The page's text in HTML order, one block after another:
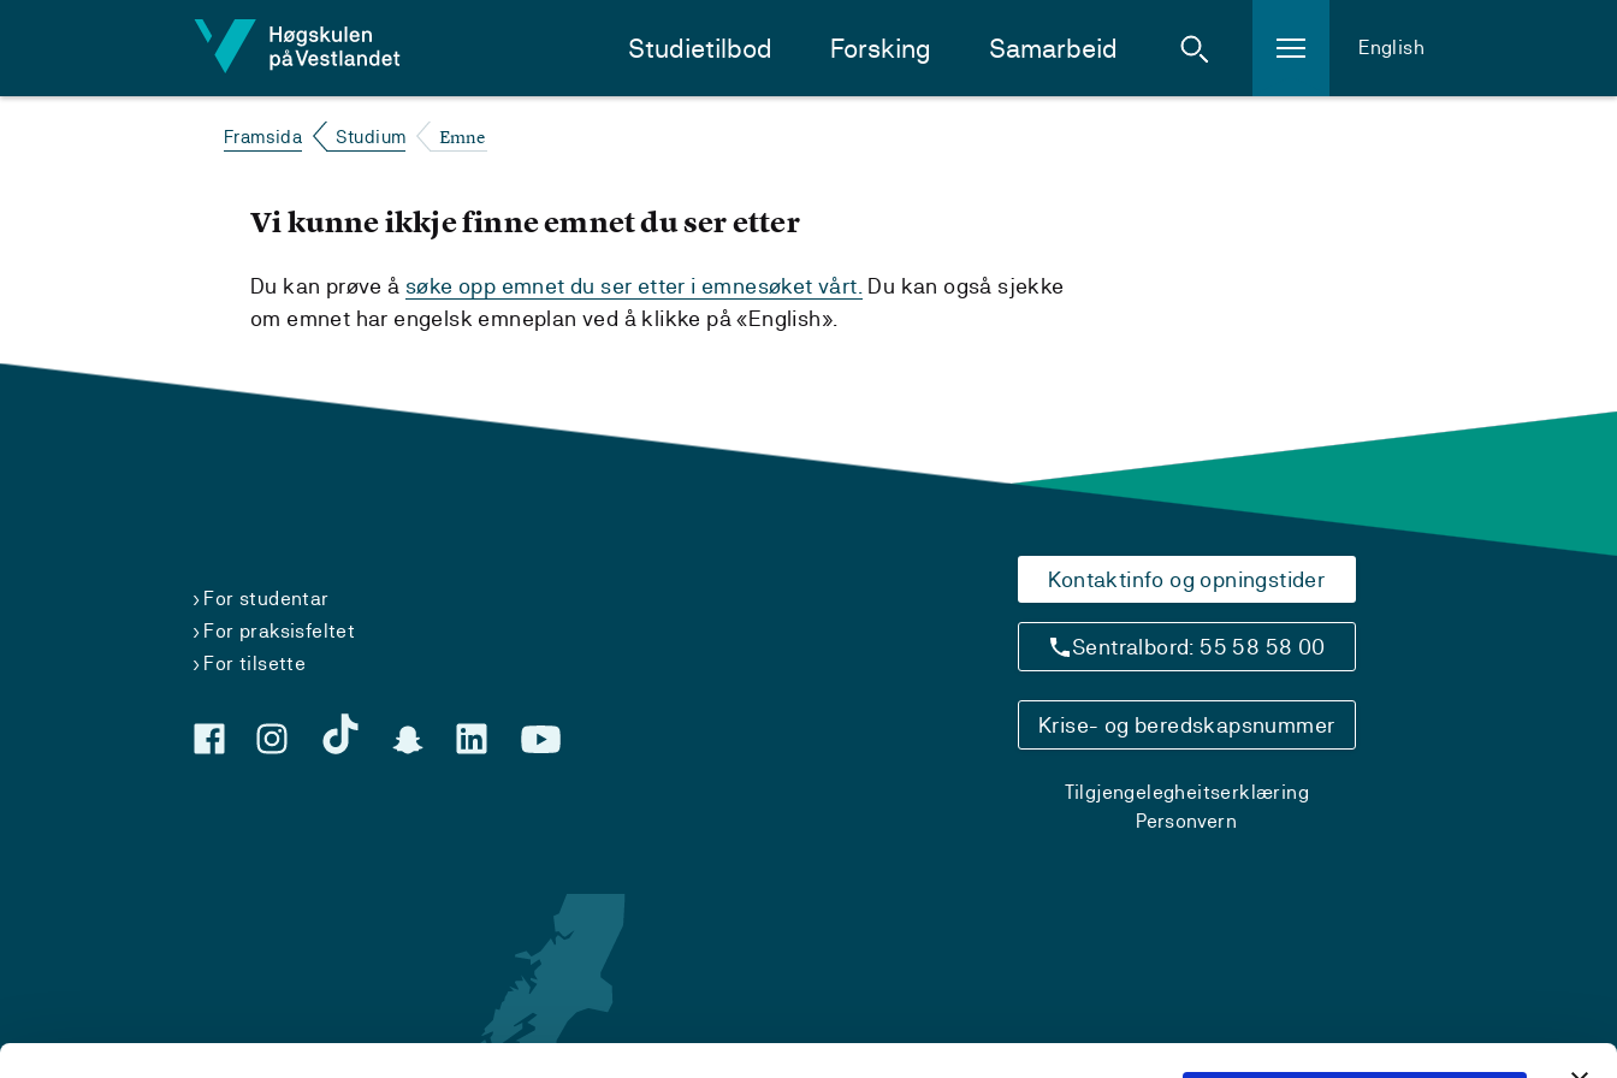
Studietilbod Forsking Samarbeid English
Framsida Studium Emne
Vi kunne ikkje finne emnet du ser etter
Du kan prøve å søke opp emnet du ser etter i emnesøket vårt. Du kan også sjekke
om emnet har engelsk emneplan ved å klikke på «English».
For studentar
For praksisfeltet
For tilsette
Kontaktinfo og opningstider
Sentralbord: 55 58 58 00
Krise- og beredskapsnummer
Tilgjengelegheitserklæring
Personvern